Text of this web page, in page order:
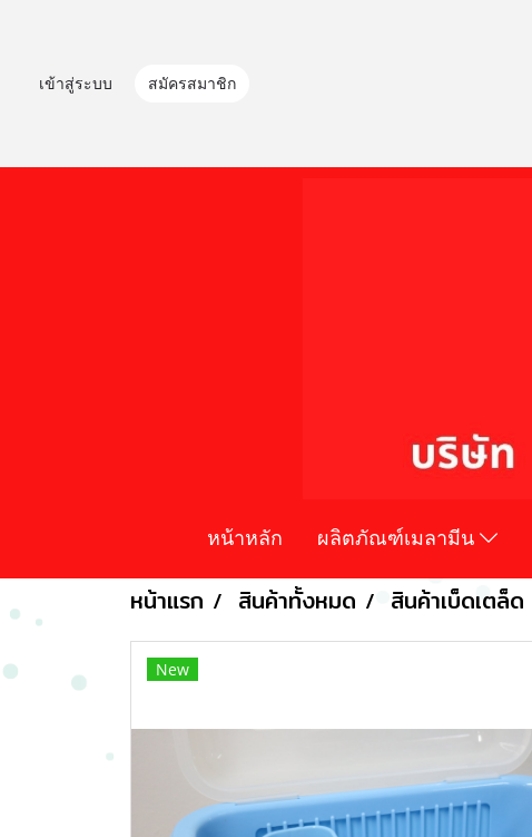
เข้าสู่ระบบ สมัครสมาชิก
หน้าหลัก ผลิตภัณฑ์เมลามีน
หน้าแรก สินค้าทั้งหมด สินค้าเบ็ดเตล็ด
New